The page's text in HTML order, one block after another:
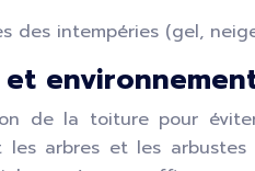
des intempéries (gel,
de la toiture pour éviter
les arbres et les